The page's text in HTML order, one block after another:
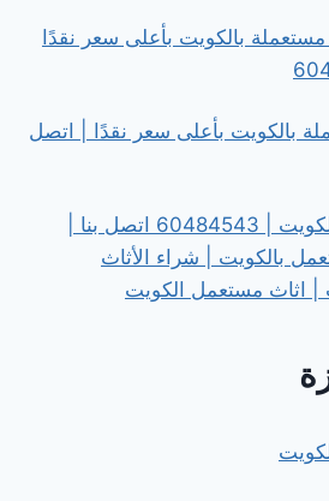
بالكويت بأعلى سعر نقدًا
بالكويت بأعلى سعر نقدًا | اتصل
شراء اثاث مستعمل الكويت | 60484543 اتصل بنا |
بالكويت | شراء الأثاث
| اثاث مستعمل الكويت